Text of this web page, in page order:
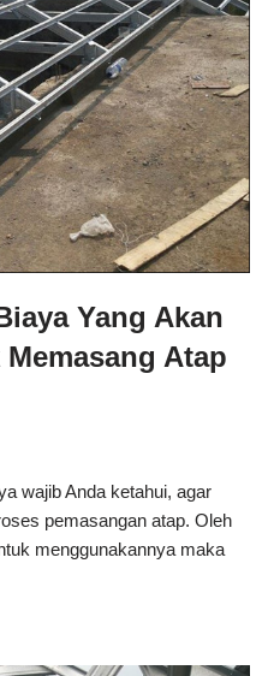
Yang Akan
Atap
wajib Anda ketahui, agar
pemasangan atap. Oleh
menggunakannya maka